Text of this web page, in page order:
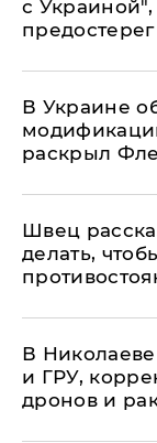
с
В Украине
раскрыл
Швец
делать,
В
и ГРУ,
дронов и